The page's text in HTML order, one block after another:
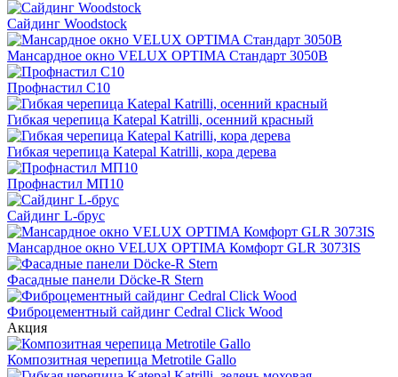
Cайдинг Woodstock
Мансардное окно VELUX OPTIMA Стандарт 3050B
Профнастил С10
Гибкая черепица Katepal Katrilli, осенний красный
Гибкая черепица Katepal Katrilli, кора дерева
Профнастил МП10
Сайдинг L-брус
Мансардное окно VELUX OPTIMA Комфорт GLR 3073IS
Фасадные панели Döcke-R Stern
Фиброцементный сайдинг Cedral Click Wood
Акция
Композитная черепица Metrotile Gallo